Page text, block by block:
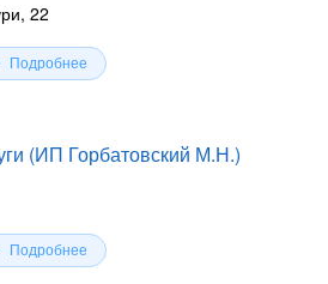
22
Подробнее
(ИП Горбатовский М.Н.)
Подробнее